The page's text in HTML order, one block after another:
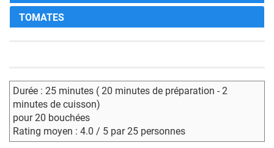
TOMATES
Durée : 25 minutes ( 20 minutes de préparation - 2
minutes de cuisson)
pour 20 bouchées
Rating moyen : 4.0 / 5 par 25 personnes